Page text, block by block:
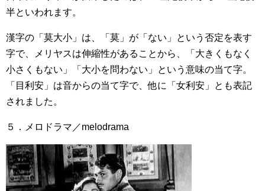
半といわれます。
漢字の「莫大小」は、「莫」が「ない」という否定を表す
字で、メリヤスは伸縮性があることから、「大きくもなく
小さくもない」「大小を問わない」という意味の当て字。
「目利安」は音からの当て字で、他に「女利安」とも表記
されました。
５．メロドラマ／melodrama